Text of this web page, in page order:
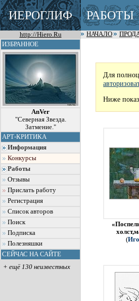
ИЕРОГЛИФ РАБОТЫ
http://Hiero.Ru НАЧАЛО
ИЗБРАННОЕ
AnVer
"Северная Звезда.
Затмение."
АРТ-КРИТИКА
Информация
Конкурсы
Работы
Отзывы
Прислать работу
Регистрация
Список авторов
Поиск
Подписка
Полезняшки
СЕЙЧАС НА САЙТЕ
+ ещё 130 неизвестных
Для
Ниже
(